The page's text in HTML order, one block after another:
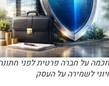
על חברה פרטית לפני
לשמירה על העסק